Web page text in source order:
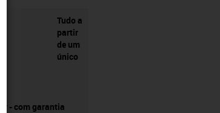
Tudo a
partir
de um
único
- com garantia